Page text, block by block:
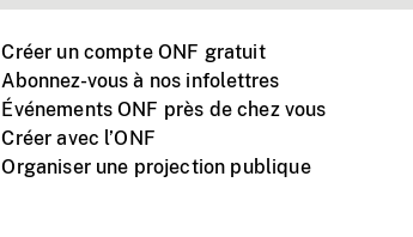
Créer un compte ONF gratuit
Abonnez-vous à nos infolettres
Événements ONF près de chez vous
Créer avec l’ONF
Organiser une projection publique